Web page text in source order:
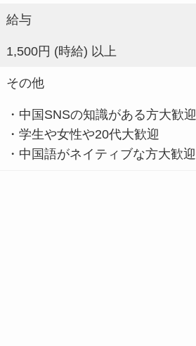
給与
1,500円 (時給) 以上
その他
・中国SNSの知識がある方大歓迎
・学生や女性や20代大歓迎
・中国語がネイティブな方大歓迎